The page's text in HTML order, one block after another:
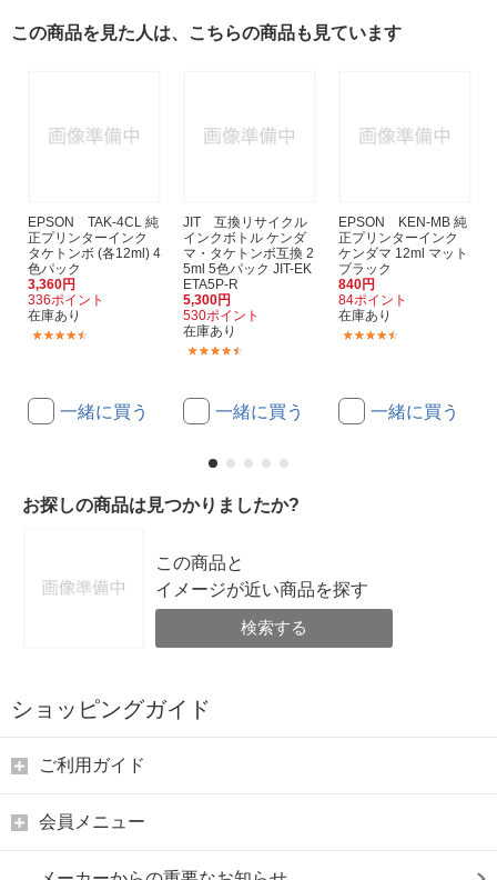
この商品を見た人は、こちらの商品も見ています
EPSON TAK-4CL 純
正プリンターインク
タケトンボ (各12ml) 4
色パック
3,360円
336ポイント
在庫あり
一緒に買う
JIT 互換リサイクル
インクボトル ケンダ
マ・タケトンボ互換 2
5ml 5色パック JIT-EK
ETA5P-R
5,300円
530ポイント
在庫あり
一緒に買う
EPSON KEN-MB 純
正プリンターインク
ケンダマ 12ml マット
ブラック
840円
84ポイント
在庫あり
一緒に買う
お探しの商品は見つかりましたか?
この商品と
イメージが近い商品を探す
検索する
ショッピングガイド
ご利用ガイド
会員メニュー